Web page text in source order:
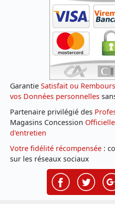
Garantie Satisfait ou
vos Données personnelles
Partenaire privilégié des
Magasins Concession
d'entretien
Votre fidélité récompensée :
sur les réseaux sociaux